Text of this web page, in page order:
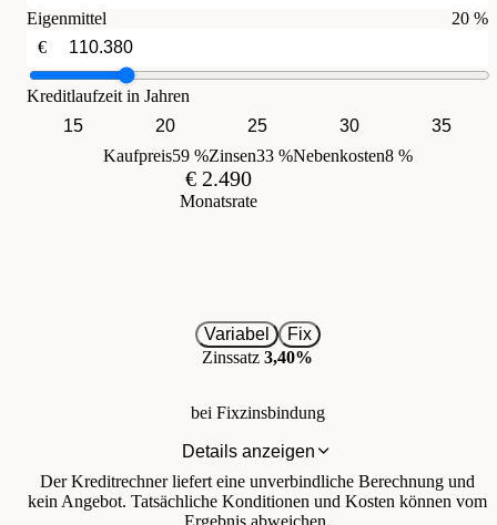
Eigenmittel
20 %
€
Kreditlaufzeit in Jahren
15
20 25 30
35
Kaufpreis59 %Zinsen33 %Nebenkosten8 %
€ 2.490
Monatsrate
Variabel
Fix
Zinssatz 3,40%
bei Fixzinsbindung
Details anzeigen
Der Kreditrechner liefert eine unverbindliche Berechnung und
kein Angebot. Tatsächliche Konditionen und Kosten können vom
Ergebnis abweichen.